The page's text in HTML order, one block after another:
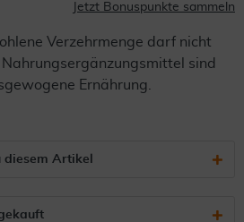
Jetzt Bonuspunkte sammeln
Verzehrmenge darf nicht
sind
Ernährung.
diesem Artikel